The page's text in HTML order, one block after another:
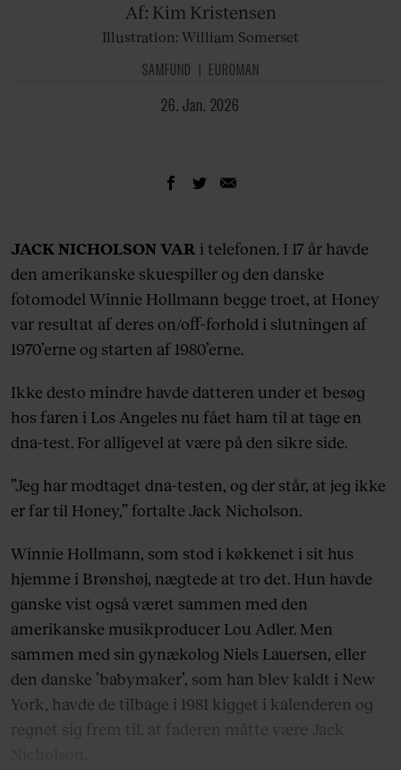
Af: Kim Kristensen
Illustration: William Somerset
SAMFUND EUROMAN
26. Jan. 2026
JACK NICHOLSON VAR i telefonen. I 17 år havde
den amerikanske skuespiller og den danske
fotomodel Winnie Hollmann begge troet, at Honey
var resultat af deres on/off-forhold i slutningen af
1970’erne og starten af 1980’erne.
Ikke desto mindre havde datteren under et besøg
hos faren i Los Angeles nu fået ham til at tage en
dna-test. For alligevel at være på den sikre side.
”Jeg har modtaget dna-testen, og der står, at jeg ikke
er far til Honey,” fortalte Jack Nicholson.
Winnie Hollmann, som stod i køkkenet i sit hus
hjemme i Brønshøj, nægtede at tro det. Hun havde
ganske vist også været sammen med den
amerikanske musikproducer Lou Adler. Men
sammen med sin gynækolog Niels Lauersen, eller
den danske ’babymaker’, som han blev kaldt i New
York, havde de tilbage i 1981 kigget i kalenderen og
regnet sig frem til, at faderen måtte være Jack